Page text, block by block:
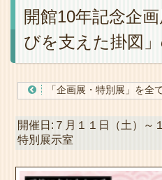
開館10年記念企
びを支えた掛図
「企画展・特別展」を全
開催日:７月１１日（土）～
特別展示室